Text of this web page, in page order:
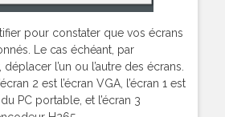
pour constater que vos écrans
Le cas échéant, par
l’un ou l’autre des écrans.
2 est l’écran VGA, l’écran 1 est
PC portable, et l’écran 3